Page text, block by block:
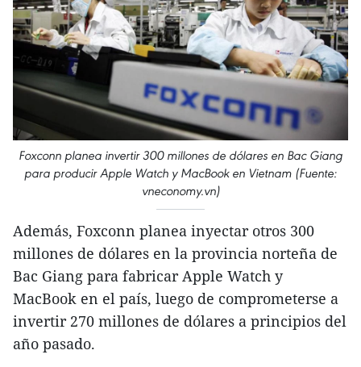
Foxconn planea invertir 300 millones de dólares en Bac Giang
para producir Apple Watch y MacBook en Vietnam (Fuente:
vneconomy.vn)
Además, Foxconn planea inyectar otros 300
millones de dólares en la provincia norteña de
Bac Giang para fabricar Apple Watch y
MacBook en el país, luego de comprometerse a
invertir 270 millones de dólares a principios del
año pasado.